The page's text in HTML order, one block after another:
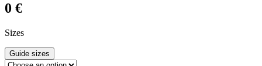
0 €
Sizes
Guide sizes